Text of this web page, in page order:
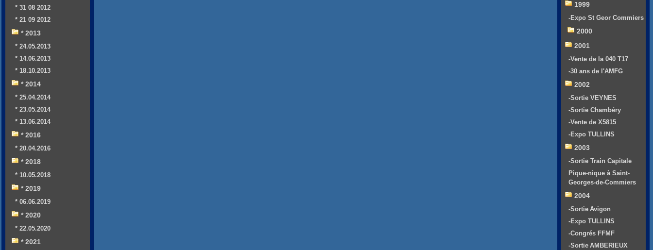
* 31 08 2012
* 21 09 2012
* 2013
* 24.05.2013
* 14.06.2013
* 18.10.2013
* 2014
* 25.04.2014
* 23.05.2014
* 13.06.2014
* 2016
* 20.04.2016
* 2018
* 10.05.2018
* 2019
* 06.06.2019
* 2020
* 22.05.2020
* 2021
1999
-Expo St Geor Commiers
2000
2001
-Vente de la 040 T17
-30 ans de l'AMFG
2002
-Sortie VEYNES
-Sortie Chambéry
-Vente de X5815
-Expo TULLINS
2003
-Sortie Train Capitale
Pique-nique à Saint-
Georges-de-Commiers
2004
-Sortie Avigon
-Expo TULLINS
-Congrés FFMF
-Sortie AMBERIEUX